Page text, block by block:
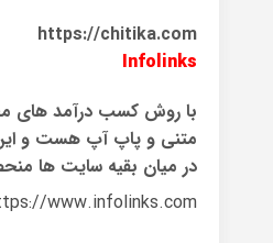
https://chitika.com
Infolinks
با روش کسب درآمد های
متنی و پاپ آپ هست و
در میان بقیه سایت ها
www.infolinks.com